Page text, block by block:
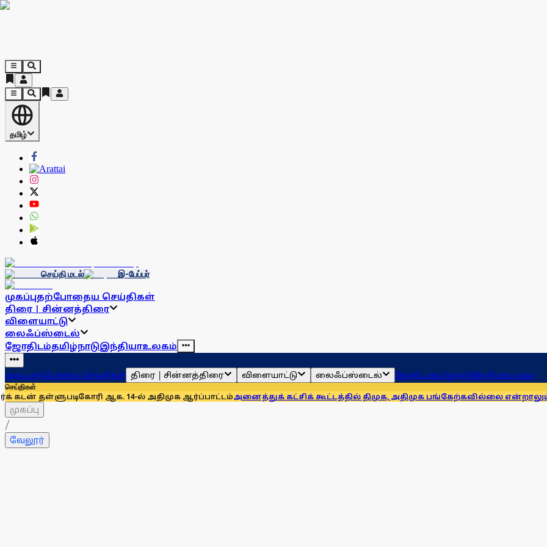
தமிழ்
செய்தி மடல் இ-பேப்பர்
முகப்புதற்போதைய செய்திகள்
திரை | சின்னத்திரை
விளையாட்டு
லைஃப்ஸ்டைல்
ஜோதிடம்தமிழ்நாடுஇந்தியாஉலகம்
முகப்புதற்போதைய செய்திகள் திரை | சின்னத்திரை விளையாட்டு லைஃப்ஸ்டைல் ஜோதிடம்தமிழ்நாடுஇந்தியாஉலகம்
செய்திகள்
ஆக. 14-ல் அதிமுக ஆர்ப்பாட்டம்அனைத்துக் கட்சிக் கூட்டத்தில் திமுக, அதிமுக பங்கேற்கவில்லை என்றாலும் இதே
முகப்பு
/
வேலூர்